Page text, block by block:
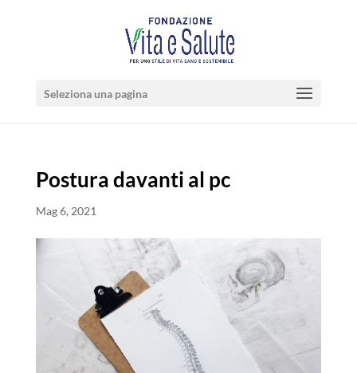
Seleziona una pagina
Postura davanti al pc
Mag 6, 2021